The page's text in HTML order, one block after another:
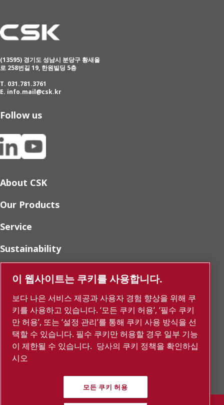
About CSK
Our Products
Service
Sustainability
Career
SDS
Report Misconduct
Contact us
(13595) 경기도 성남시 분당구 황새울
로 258번길 19, 한원빌딩 5층
T. 031.781.3761
E. info.mail@csk.kr
Follow us
이 웹사이트는 쿠키를 사용합니다.
보다 나은 서비스 제공과 사용자 경험 향상을 위해 쿠
키를 사용하고 있습니다. ‘모든 쿠키 허용’, ‘필수 쿠키
만 허용’, 또는 ‘설정 관리’를 통해 쿠키 사용 방식을 선
택할 수 있습니다. 필수 쿠키만 허용할 경우 일부 기능
이 제한될 수 있습니다. 당사의 쿠키 정책을 확인하십
시오
모든 쿠키 허용